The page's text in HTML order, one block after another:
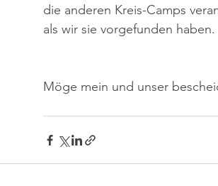
die anderen Kreis-Camps
als wir sie vorgefunden haben.
Möge mein und unser